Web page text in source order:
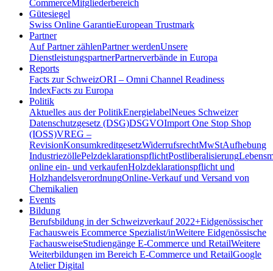
CommerceMitgliederbereich
Gütesiegel
Swiss Online GarantieEuropean Trustmark
Partner
Auf Partner zählenPartner werdenUnsere
DienstleistungspartnerPartnerverbände in Europa
Reports
Facts zur SchweizORI – Omni Channel Readiness
IndexFacts zu Europa
Politik
Aktuelles aus der PolitikEnergielabelNeues Schweizer
Datenschutzgesetz (DSG)DSGVOImport One Stop Shop
(IOSS)VREG –
RevisionKonsumkreditgesetzWiderrufsrechtMwStAufhebung
IndustriezöllePelzdeklarationspflichtPostliberalisierung
online ein- und verkaufenHolzdeklarationspflicht und
HolzhandelsverordnungOnline-Verkauf und Versand von
Chemikalien
Events
Bildung
Berufsbildung in der Schweizverkauf 2022+Eidgenössischer
Fachausweis Ecommerce Spezialist/inWeitere Eidgenössische
FachausweiseStudiengänge E-Commerce und RetailWeitere
Weiterbildungen im Bereich E-Commerce und RetailGoogle
Atelier Digital